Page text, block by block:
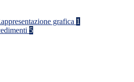
grafica 1
5